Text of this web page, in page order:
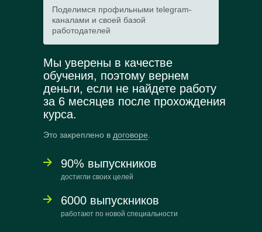
Поделимся профильными telegram-
каналами и своей базой
работодателей
6000 выпускников
достигли своих целей
90% выпускников
Мы уверены в качестве
обучения, поэтому вернем
деньги, если не найдете работу
за 6 месяцев после прохождения
курса.
Это закреплено в договоре
работают по новой специальности